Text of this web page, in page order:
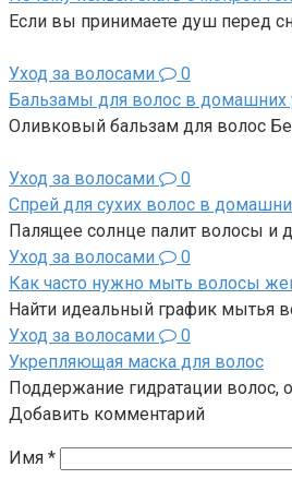
Если вы принимаете душ перед
Уход за волосами
0
Бальзамы для волос в домашних
Оливковый бальзам для волос
Уход за волосами
0
Спрей для сухих волос в
Палящее солнце палит волосы и
Уход за волосами
0
Как часто нужно мыть волосы
Найти идеальный график мытья
Уход за волосами
0
Укрепляющая маска для волос
Поддержание гидратации
Добавить комментарий
Имя *